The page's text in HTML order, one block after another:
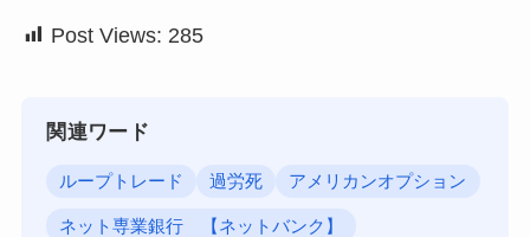
Post Views: 285
関連ワード
ループトレード 過労死 アメリカンオプション
ネット専業銀行 【ネットバンク】